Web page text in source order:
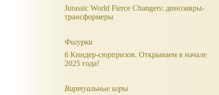
Jurassic World Fierce Changers: динозавры-
трансформеры
Фигурки
6 Киндер-сюрпризов. Открываем в начале
2025 года!
Виртуальные игры